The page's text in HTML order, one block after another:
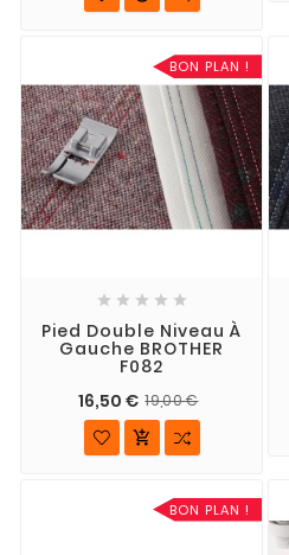
BON PLAN !
    
Pied Double Niveau À
Gauche BROTHER
F082
16,50 € 19,00 €

BON PLAN !